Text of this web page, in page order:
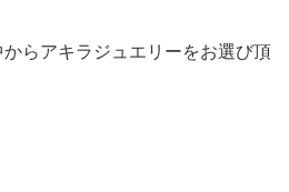
らアキラジュエリーをお選び頂